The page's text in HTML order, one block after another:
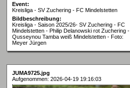
Event:
Kreisliga - SV Zuchering - FC Mindelstetten
Bildbeschreibung:
Kreisliga - Saison 2025/26- SV Zuchering - FC
Mindelstetten - Philip Delanowski rot Zuchering -
Qusseynou Tamba weiß Mindelstetten - Foto:
Meyer Jürgen
JUMA9725.jpg
Aufgenommen: 2026-04-19 19:16:03